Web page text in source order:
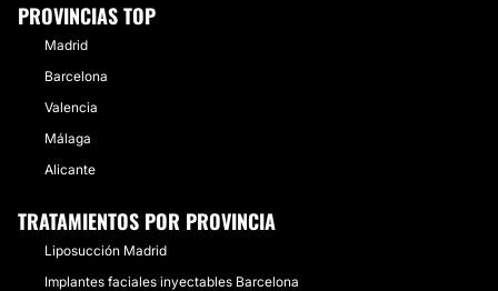
PROVINCIAS TOP
Madrid
Barcelona
Valencia
Málaga
Alicante
TRATAMIENTOS POR PROVINCIA
Liposucción Madrid
Implantes faciales inyectables Barcelona